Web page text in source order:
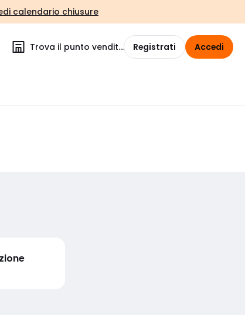
calendario chiusure
Trova il punto vendita Registrati Accedi